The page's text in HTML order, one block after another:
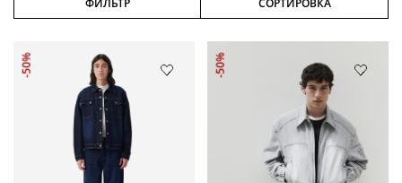
ФИЛЬТР СОРТИРОВКА
-50% -50%